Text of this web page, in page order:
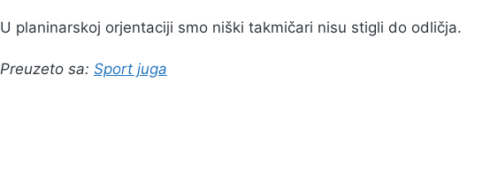
U planinarskoj orjentaciji smo niški takmičari nisu stigli do odličja.
Preuzeto sa: Sport juga